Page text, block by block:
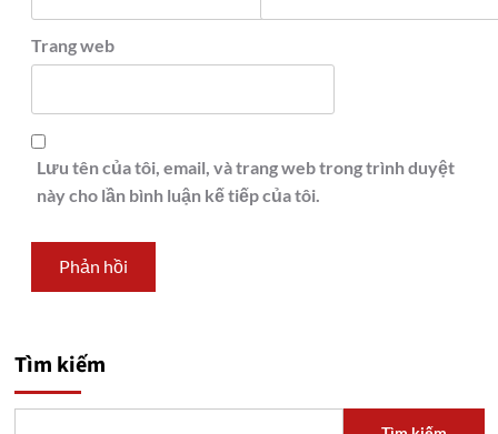
Trang web
Lưu tên của tôi, email, và trang web trong trình duyệt
này cho lần bình luận kế tiếp của tôi.
Tìm kiếm